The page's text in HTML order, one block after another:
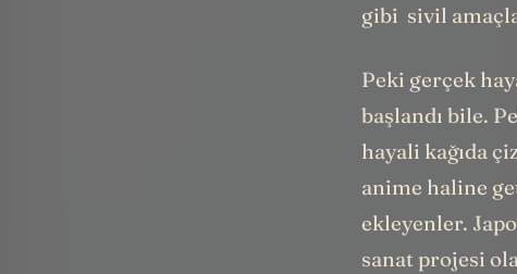
gibi sivil
Peki gerçek
başlandı bile.
hayali kağıda
anime haline
ekleyenler.
sanat projesi